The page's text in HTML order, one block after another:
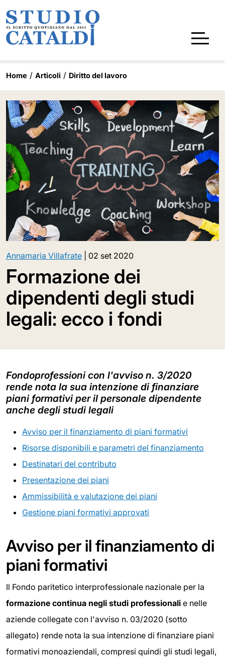
Home Articoli Diritto del lavoro
Annamaria Villafrate 02 set 2020
Formazione dei
dipendenti degli studi
legali: ecco i fondi
Fondoprofessioni con l'avviso n. 3/2020
rende nota la sua intenzione di finanziare
piani formativi per il personale dipendente
anche degli studi legali
Avviso per il finanziamento di piani formativi
Risorse disponibili e parametri del finanziamento
Destinatari del contributo
Presentazione dei piani
Ammissibilità e valutazione dei piani
Gestione piani formativi approvati
Avviso per il finanziamento di
piani formativi
Il Fondo paritetico interprofessionale nazionale per la
formazione continua negli studi professionali e nelle
aziende collegate con l'avviso n. 03/2020 (sotto
allegato) rende nota la sua intenzione di finanziare piani
formativi monoaziendali, compresi quindi gli studi legali,